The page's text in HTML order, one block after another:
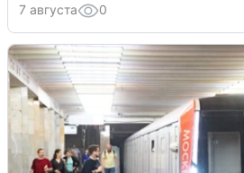
7 августа 0